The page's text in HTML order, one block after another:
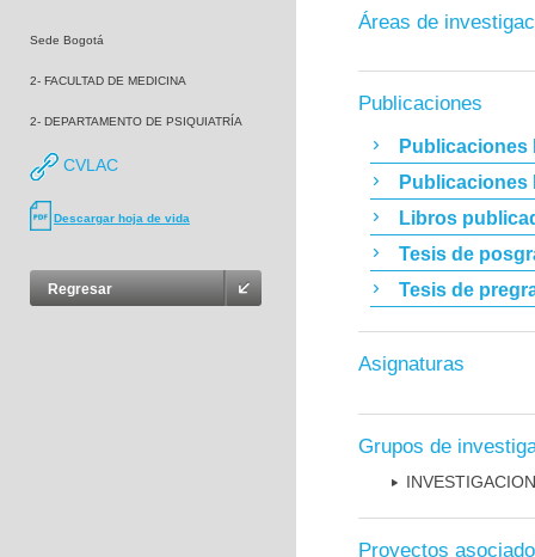
Sede Bogotá
2- FACULTAD DE MEDICINA
2- DEPARTAMENTO DE PSIQUIATRÍA
CVLAC
Descargar hoja de vida
Regresar
Áreas de
Publicaciones
Publicaciones
Publicaciones
Libros
Tesis de
Tesis de
Asignaturas
Grupos de
Proyectos